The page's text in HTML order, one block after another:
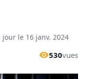
jour le 16 janv. 2024
530vues